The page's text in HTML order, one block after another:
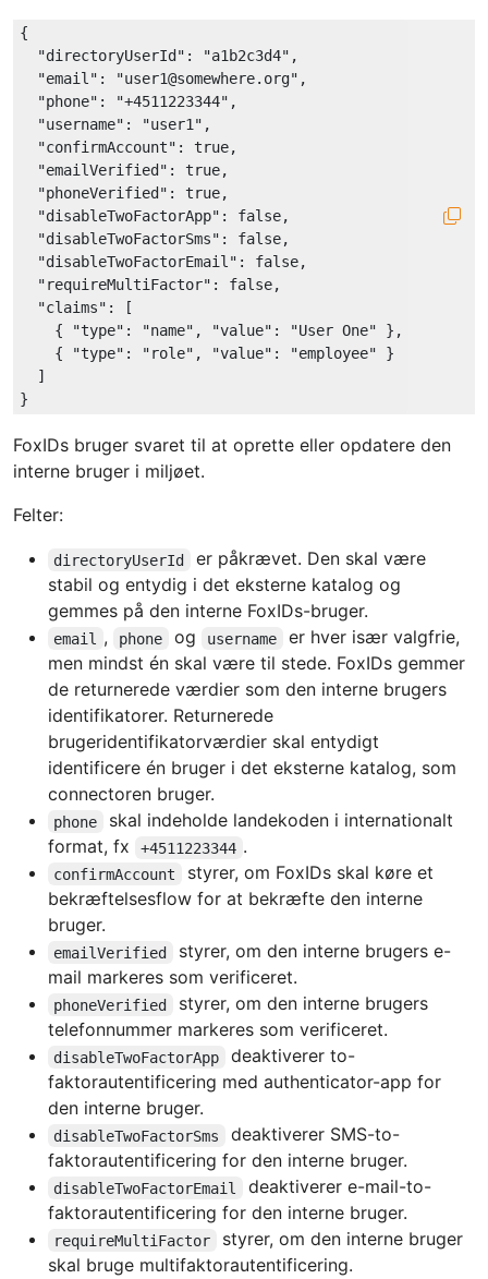
{
"directoryUserId" : "a1b2c3d4" ,
"email" : "user1@somewhere.org" ,
"phone" : "+4511223344" ,
"username" : "user1" ,
"confirmAccount" : true,
"emailVerified" : true,
"phoneVerified" : true,
"disableTwoFactorApp" : false,
"disableTwoFactorSms" : false,
"disableTwoFactorEmail" : false,
"requireMultiFactor" : false,
"claims" : [
    {
"type" : "name" , "value" : "User One" },
    {
"type" : "role" , "value" : "employee" }
  ]
FoxIDs bruger svaret til at oprette eller opdatere den
interne bruger i miljøet.
Felter:
directoryUserId
er påkrævet. Den skal være
stabil og entydig i det eksterne katalog og
gemmes på den interne FoxIDs-bruger.
email , phone og username
er hver især valgfrie,
men mindst én skal være til stede. FoxIDs gemmer
de returnerede værdier som den interne brugers
identifikatorer. Returnerede
brugeridentifikatorværdier skal entydigt
identificere én bruger i det eksterne katalog, som
connectoren bruger.
phone
skal indeholde landekoden i internationalt
format, fx
+4511223344 .
confirmAccount
styrer, om FoxIDs skal køre et
bekræftelsesflow for at bekræfte den interne
bruger.
emailVerified
styrer, om den interne brugers e-
mail markeres som verificeret.
phoneVerified
styrer, om den interne brugers
telefonnummer markeres som verificeret.
disableTwoFactorApp
deaktiverer to-
faktorautentificering med authenticator-app for
den interne bruger.
disableTwoFactorSms
deaktiverer SMS-to-
faktorautentificering for den interne bruger.
disableTwoFactorEmail
deaktiverer e-mail-to-
faktorautentificering for den interne bruger.
requireMultiFactor
styrer, om den interne bruger
skal bruge multifaktorautentificering.